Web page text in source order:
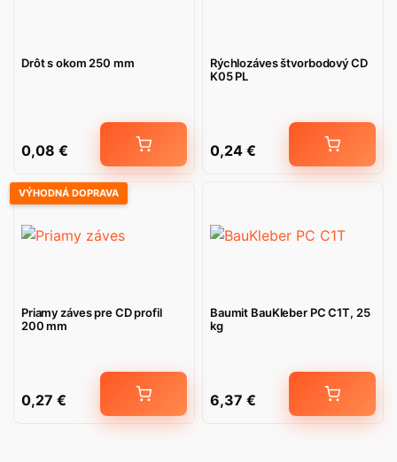
Drôt s okom 250 mm
0,08 €
Rýchlozáves štvorbodový CD
K05 PL
0,24 €
VÝHODNÁ DOPRAVA
Priamy záves pre CD profil
200 mm
0,27 €
Baumit BauKleber PC C1T, 25
kg
6,37 €